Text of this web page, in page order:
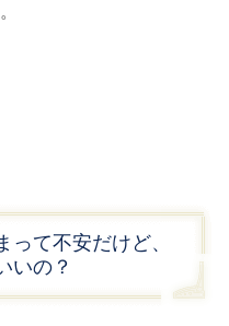
って不安だけど、
いの？